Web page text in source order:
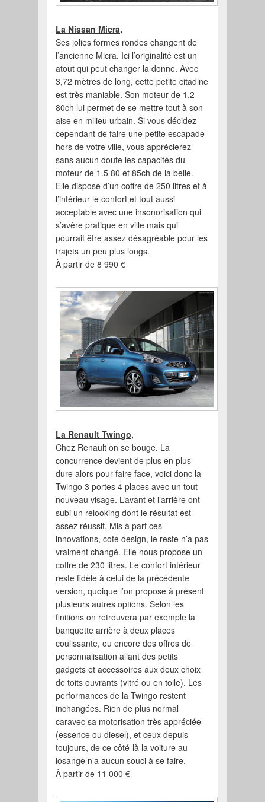
La Nissan Micra,
Ses jolies formes rondes changent de
l’ancienne Micra. Ici l’originalité est un
atout qui peut changer la donne. Avec
3,72 mètres de long, cette petite citadine
est très maniable. Son moteur de 1.2
80ch lui permet de se mettre tout à son
aise en milieu urbain. Si vous décidez
cependant de faire une petite escapade
hors de votre ville, vous apprécierez
sans aucun doute les capacités du
moteur de 1.5 80 et 85ch de la belle.
Elle dispose d’un coffre de 250 litres et à
l’intérieur le confort et tout aussi
acceptable avec une insonorisation qui
s’avère pratique en ville mais qui
pourrait être assez désagréable pour les
trajets un peu plus longs.
À partir de 8 990 €
La Renault Twingo,
Chez Renault on se bouge. La
concurrence devient de plus en plus
dure alors pour faire face, voici donc la
Twingo 3 portes 4 places avec un tout
nouveau visage. L’avant et l’arrière ont
subi un relooking dont le résultat est
assez réussit. Mis à part ces
innovations, coté design, le reste n’a pas
vraiment changé. Elle nous propose un
coffre de 230 litres. Le confort intérieur
reste fidèle à celui de la précédente
version, quoique l’on propose à présent
plusieurs autres options. Selon les
finitions on retrouvera par exemple la
banquette arrière à deux places
coulissante, ou encore des offres de
personnalisation allant des petits
gadgets et accessoires aux deux choix
de toits ouvrants (vitré ou en toile). Les
performances de la Twingo restent
inchangées. Rien de plus normal
caravec sa motorisation très appréciée
(essence ou diesel), et ceux depuis
toujours, de ce côté-là la voiture au
losange n’a aucun souci à se faire.
À partir de 11 000 €